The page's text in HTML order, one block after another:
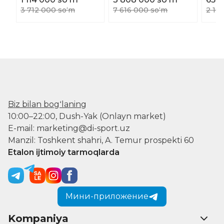
3 712 000 soʻm 7 616 000 soʻm 2
Biz bilan bogʻlaning
10:00–22:00, Dush-Yak (Onlayn market)
E-mail: marketing@di-sport.uz
Manzil: Toshkent shahri, A. Temur prospekti 60
Etalon ijtimoiy tarmoqlarda
Мини-приложение
Kompaniya